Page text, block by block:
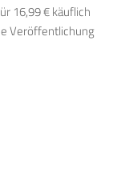
16,99 € käuflich
Veröffentlichung